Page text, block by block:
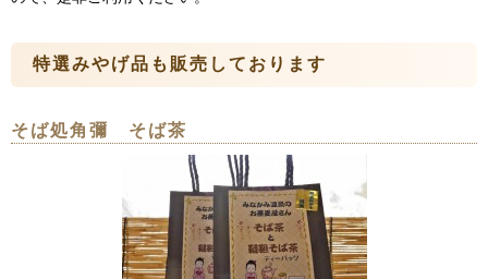
特選みやげ品も販売しております
そば処角彌 そば茶